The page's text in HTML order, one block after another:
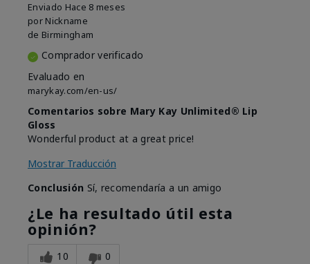
Enviado Hace 8 meses
por Nickname
de Birmingham
Comprador verificado
Evaluado en
marykay.com/en-us/
Comentarios sobre Mary Kay Unlimited® Lip
Gloss
Wonderful product at a great price!
Mostrar Traducción
Conclusión Sí, recomendaría a un amigo
¿Le ha resultado útil esta
opinión?
10 0